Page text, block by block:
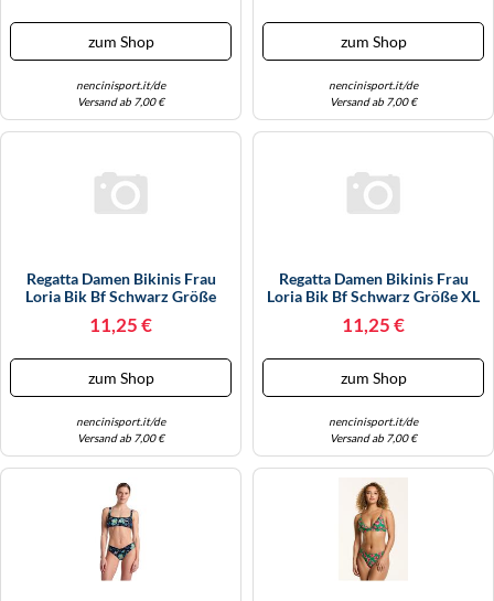
zum Shop
nencinisport.it/de
Versand ab 7,00 €
zum Shop
nencinisport.it/de
Versand ab 7,00 €
Regatta Damen Bikinis Frau
Loria Bik Bf Schwarz Größe
11,25 €
zum Shop
nencinisport.it/de
Versand ab 7,00 €
Regatta Damen Bikinis Frau
Loria Bik Bf Schwarz Größe XL
11,25 €
zum Shop
nencinisport.it/de
Versand ab 7,00 €